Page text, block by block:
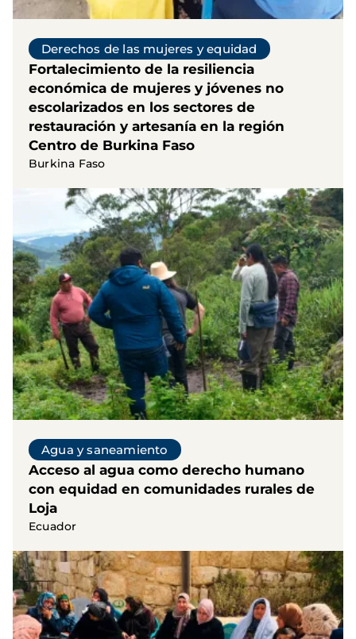
Derechos de las mujeres y equidad
Fortalecimiento de la resiliencia
económica de mujeres y jóvenes no
escolarizados en los sectores de
restauración y artesanía en la región
Centro de Burkina Faso
Burkina Faso
Agua y saneamiento
Acceso al agua como derecho humano
con equidad en comunidades rurales de
Loja
Ecuador